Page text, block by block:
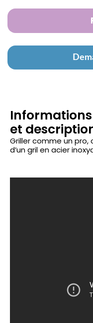
et
Griller comme un
d’un gril en acier